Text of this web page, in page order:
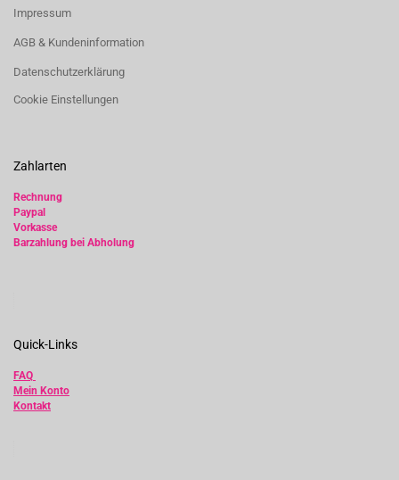
Impressum
AGB & Kundeninformation
Datenschutzerklärung
Cookie Einstellungen
Zahlarten
Rechnung
Paypal
Vorkasse
Barzahlung bei Abholung
Quick-Links
FAQ
Mein Konto
Kontakt